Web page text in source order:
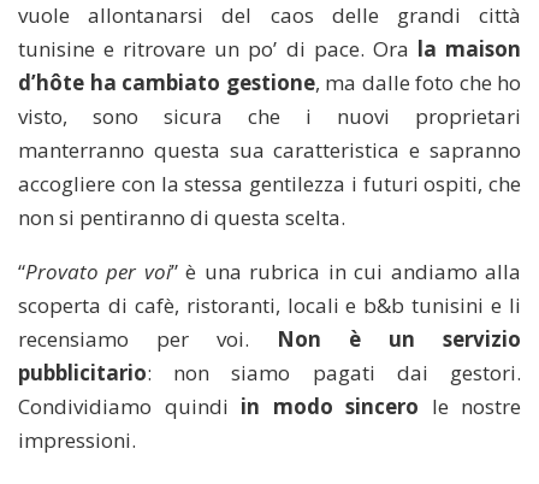
vuole allontanarsi del caos delle grandi città
tunisine e ritrovare un po’ di pace. Ora la maison
d’hôte ha cambiato gestione, ma dalle foto che ho
visto, sono sicura che i nuovi proprietari
manterranno questa sua caratteristica e sapranno
accogliere con la stessa gentilezza i futuri ospiti, che
non si pentiranno di questa scelta.
“Provato per voi” è una rubrica in cui andiamo alla
scoperta di cafè, ristoranti, locali e b&b tunisini e li
recensiamo per voi. Non è un servizio
pubblicitario: non siamo pagati dai gestori.
Condividiamo quindi in modo sincero le nostre
impressioni.